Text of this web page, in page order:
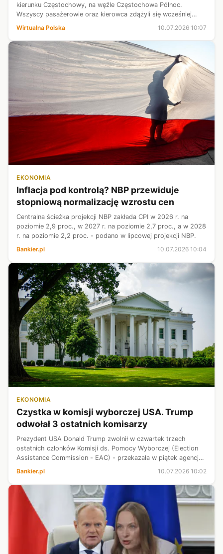
kierunku Częstochowy, na węźle Częstochowa Północ.
Wszyscy pasażerowie oraz kierowca zdążyli się wcześniej
ewakuować.
Wirtualna Polska 10.07.2026 10:07
EKONOMIA
Inflacja pod kontrolą? NBP przewiduje
stopniową normalizację wzrostu cen
Centralna ścieżka projekcji NBP zakłada CPI w 2026 r. na
poziomie 2,9 proc., w 2027 r. na poziomie 2,7 proc., a w 2028
r. na poziomie 2,2 proc. - podano w lipcowej projekcji NBP.
Bankier.pl
10.07.2026 10:04
EKONOMIA
Czystka w komisji wyborczej USA. Trump
odwołał 3 ostatnich komisarzy
Prezydent USA Donald Trump zwolnił w czwartek trzech
ostatnich członków Komisji ds. Pomocy Wyborczej (Election
Assistance Commission - EAC) - przekazała w piątek agencja
federalnym, wspierając...
Bankier.pl 10.07.2026 10:02